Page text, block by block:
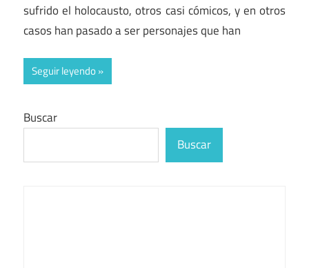
sufrido el holocausto, otros casi cómicos, y en otros
casos han pasado a ser personajes que han
Seguir leyendo
Buscar
Buscar